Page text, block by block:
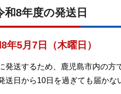
和8年度の発送日
年5月7日（木曜日）
発送するため、鹿児島市内の方
送日から10日を過ぎても届かな